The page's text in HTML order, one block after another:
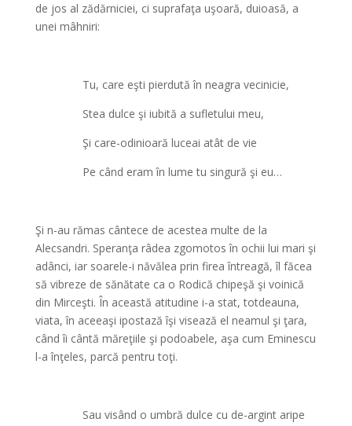
de jos al zădărniciei, ci suprafaţa uşoară, duioasă, a
unei mâhniri:
Tu, care eşti pierdută în neagra vecinicie,
Stea dulce şi iubită a sufletului meu,
Şi care-odinioară luceai atât de vie
Pe când eram în lume tu singură şi eu…
Şi n-au rămas cântece de acestea multe de la
Alecsandri. Speranţa râdea zgomotos în ochii lui mari şi
adânci, iar soarele-i năvălea prin firea întreagă, îl făcea
să vibreze de sănătate ca o Rodică chipeşă şi voinică
din Mirceşti. În această atitudine i-a stat, totdeauna,
viata, în aceeaşi ipostază îşi visează el neamul şi ţara,
când îi cântă măreţiile şi podoabele, aşa cum Eminescu
l-a înţeles, parcă pentru toţi.
Sau visând o umbră dulce cu de-argint aripe